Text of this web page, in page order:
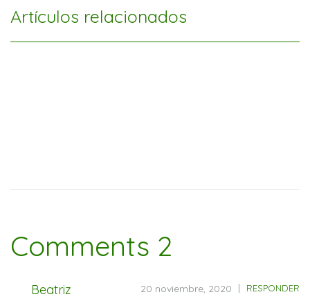
Artículos relacionados
Comments 2
Beatriz RESPONDER
20 noviembre, 2020